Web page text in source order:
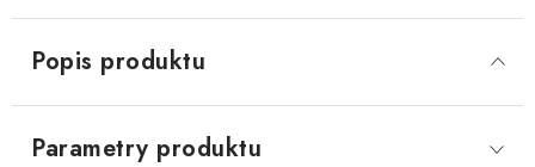
Popis produktu
Parametry produktu